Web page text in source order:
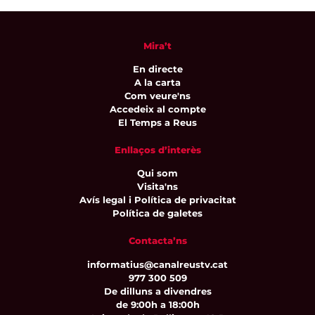
Mira’t
En directe
A la carta
Com veure'ns
Accedeix al compte
El Temps a Reus
Enllaços d’interès
Qui som
Visita'ns
Avís legal i Política de privacitat
Política de galetes
Contacta’ns
informatius@canalreustv.cat
977 300 509
De dilluns a divendres
de 9:00h a 18:00h